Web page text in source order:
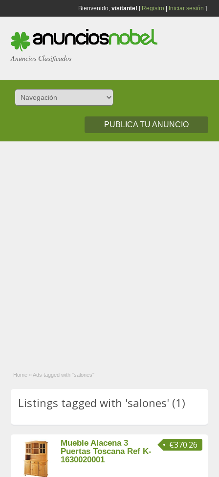
Bienvenido, visitante! [ Registro Iniciar sesión ]
Anuncios Clasificados
PUBLICA TU ANUNCIO
Home » Ads tagged with "salones"
Listings tagged with 'salones' (1)
€370.26
Mueble Alacena 3
Puertas Toscana Ref K-
1630020001